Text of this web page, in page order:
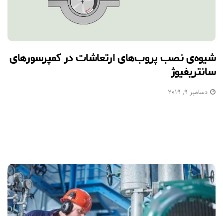
شیوه‌ی نصب پروب‌های ارتعاشات در کمپرسورهای
سانتریفیوژ
دسامبر 9, 2019